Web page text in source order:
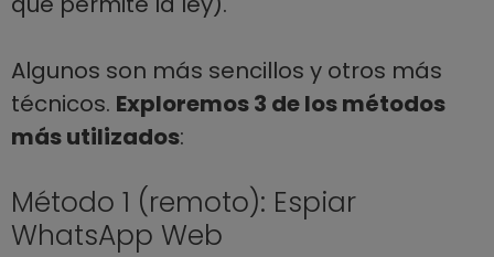
Algunos son más sencillos y otros más
técnicos. Exploremos 3 de los métodos
más utilizados:
Método 1 (remoto): Espiar
WhatsApp Web